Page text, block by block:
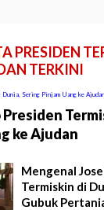
PRESIDEN
TERKINI
ke Ajudan
Mengenal
Termiskin di
Gubuk